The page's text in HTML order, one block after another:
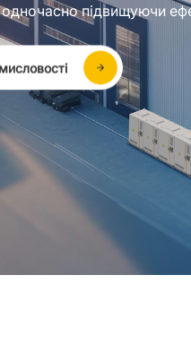
підвищуючи